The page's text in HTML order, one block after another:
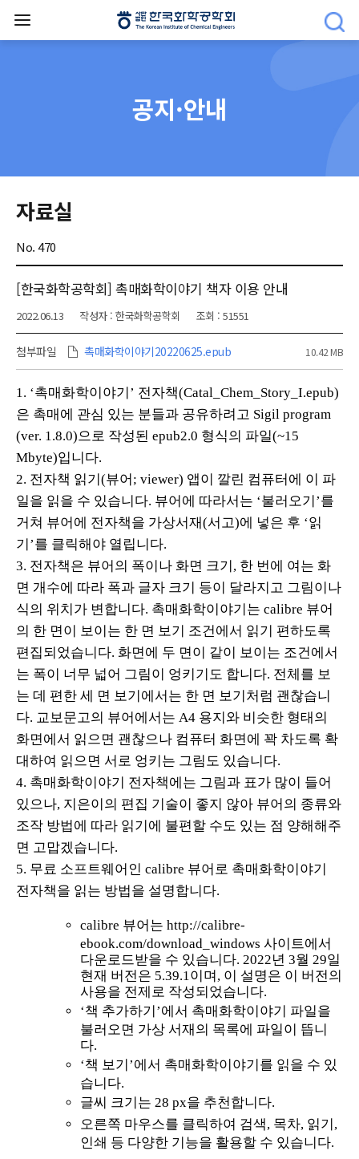
공지·안내
자료실
No. 470
[한국화학공학회] 촉매화학이야기 책자 이용 안내
2022.06.13 작성자 : 한국화학공학회 조회 : 51551
첨부파일 촉매화학이야기20220625.epub 10.42 MB